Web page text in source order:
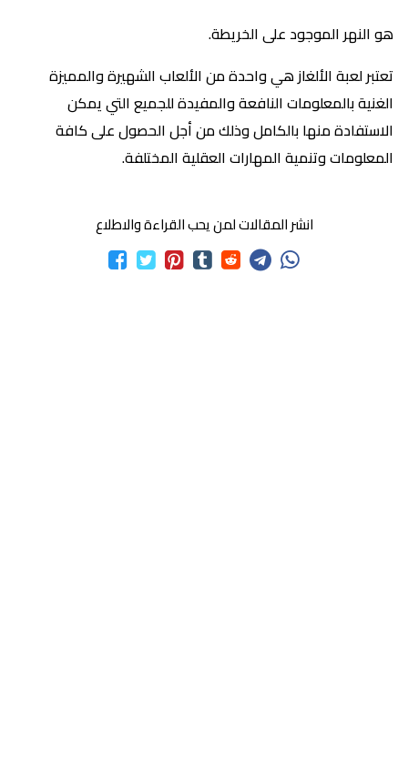
هو النهر الموجود على الخريطة.
تعتبر لعبة الألغاز هي واحدة من الألعاب الشهيرة والمميزة
الغنية بالمعلومات النافعة والمفيدة للجميع التي يمكن
الاستفادة منها بالكامل وذلك من أجل الحصول على كافة
المعلومات وتنمية المهارات العقلية المختلفة.
انشر المقالات لمن يحب القراءة والاطلاع